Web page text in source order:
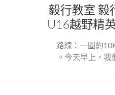
毅行教室 毅
U16越野精
路線：一圈約
。今天早上，我